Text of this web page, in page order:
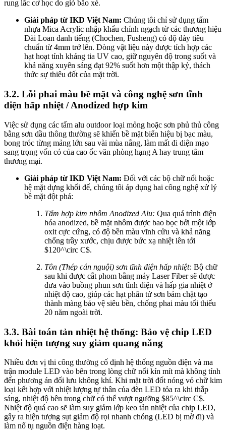
rung lắc cơ học do gió bão xé.
Giải pháp từ IKD Việt Nam: Chúng tôi chỉ sử dụng tấm
nhựa Mica Acrylic nhập khẩu chính ngạch từ các thương hiệu
Đài Loan danh tiếng (Chochen, Fusheng) có độ dày tiêu
chuẩn từ 4mm trở lên. Dòng vật liệu này được tích hợp các
hạt hoạt tính kháng tia UV cao, giữ nguyên độ trong suốt và
khả năng xuyên sáng đạt 92% suốt hơn một thập kỷ, thách
thức sự thiêu đốt của mặt trời.
3.2. Lỗi phai màu bề mặt và công nghệ sơn tĩnh
điện hấp nhiệt / Anodized hợp kim
Việc sử dụng các tấm alu outdoor loại mỏng hoặc sơn phủ thủ công
bằng sơn dầu thông thường sẽ khiến bề mặt biển hiệu bị bạc màu,
bong tróc từng mảng lớn sau vài mùa nắng, làm mất đi diện mạo
sang trọng vốn có của cao ốc văn phòng hạng A hay trung tâm
thương mại.
Giải pháp từ IKD Việt Nam: Đối với các bộ chữ nổi hoặc
hệ mặt dựng khối đế, chúng tôi áp dụng hai công nghệ xử lý
bề mặt đột phá:
Tấm hợp kim nhôm Anodized Alu: Qua quá trình điện
hóa anodized, bề mặt nhôm được bao bọc bởi một lớp
oxit cực cứng, có độ bền màu vĩnh cửu và khả năng
chống trầy xước, chịu được bức xạ nhiệt lên tới
$120^\circ C$.
Tôn (Thép cán nguội) sơn tĩnh điện hấp nhiệt: Bộ chữ
sau khi được cắt phom bằng máy Laser Fiber sẽ được
đưa vào buồng phun sơn tĩnh điện và hấp gia nhiệt ở
nhiệt độ cao, giúp các hạt phân tử sơn bám chặt tạo
thành màng bảo vệ siêu bền, chống phai màu tối thiểu
20 năm ngoài trời.
3.3. Bài toán tản nhiệt hệ thống: Bảo vệ chip LED
khỏi hiện tượng suy giảm quang năng
Nhiều đơn vị thi công thường cố định hệ thống nguồn điện và ma
trận module LED vào bên trong lòng chữ nổi kín mít mà không tính
đến phương án đối lưu không khí. Khi mặt trời đốt nóng vỏ chữ kim
loại kết hợp với nhiệt lượng tự thân của đèn LED tỏa ra khi thắp
sáng, nhiệt độ bên trong chữ có thể vượt ngưỡng $85^\circ C$.
Nhiệt độ quá cao sẽ làm suy giảm lớp keo tản nhiệt của chip LED,
gây ra hiện tượng sụt giảm độ rọi nhanh chóng (LED bị mờ đi) và
làm nổ tụ nguồn điện hàng loạt.